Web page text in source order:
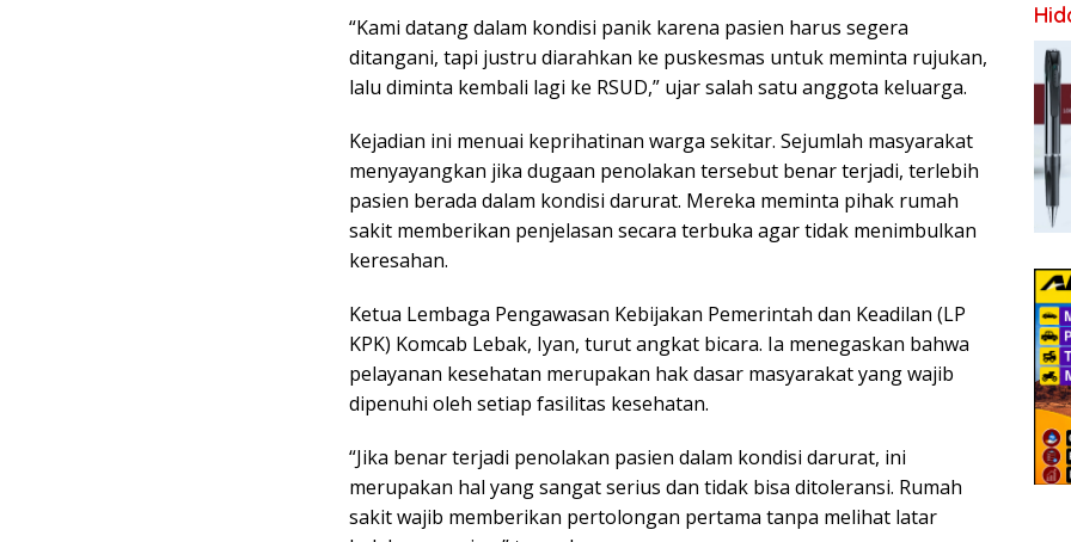
“Kami datang dalam kondisi panik karena pasien harus segera
ditangani, tapi justru diarahkan ke puskesmas untuk meminta rujukan,
lalu diminta kembali lagi ke RSUD,” ujar salah satu anggota keluarga.
Kejadian ini menuai keprihatinan warga sekitar. Sejumlah masyarakat
menyayangkan jika dugaan penolakan tersebut benar terjadi, terlebih
pasien berada dalam kondisi darurat. Mereka meminta pihak rumah
sakit memberikan penjelasan secara terbuka agar tidak menimbulkan
keresahan.
Ketua Lembaga Pengawasan Kebijakan Pemerintah dan Keadilan (LP
KPK) Komcab Lebak, Iyan, turut angkat bicara. Ia menegaskan bahwa
pelayanan kesehatan merupakan hak dasar masyarakat yang wajib
dipenuhi oleh setiap fasilitas kesehatan.
“Jika benar terjadi penolakan pasien dalam kondisi darurat, ini
merupakan hal yang sangat serius dan tidak bisa ditoleransi. Rumah
sakit wajib memberikan pertolongan pertama tanpa melihat latar